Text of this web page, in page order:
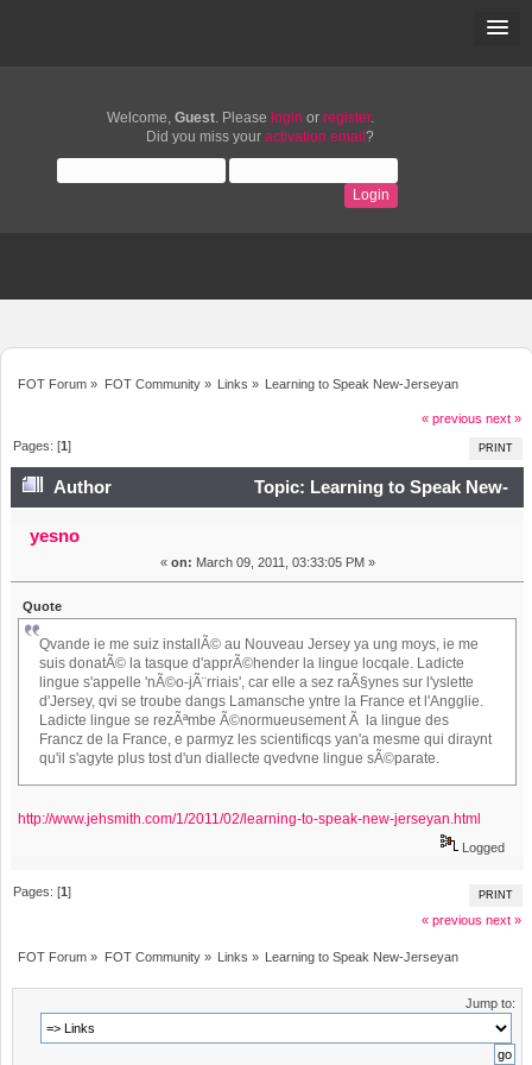
Welcome, Guest. Please login or register.
Did you miss your activation email ?
FOT Forum » FOT Community» Links » Learning to Speak New-Jerseyan
« previous next »
PRINT
Pages: [1]
Author
Topic: Learning to Speak New-
yesno
« on: March 09, 2011, 03:33:05 PM »
Quote
Qvande ie me suiz installÃ© au Nouveau Jersey ya ung moys, ie me
suis donatÃ© la tasque d'apprÃ©hender la lingue locqale. Ladicte
lingue s'appelle 'nÃ©o-jÃ¨rriais', car elle a sez raÃ§ynes sur l'yslette
d'Jersey, qvi se troube dangs Lamansche yntre la France et l'Angglie.
Ladicte lingue se rezÃªmbe Ã©normueusement Ã la lingue des
Francz de la France, e parmyz les scientificqs yan'a mesme qui diraynt
qu'il s'agyte plus tost d'un diallecte qvedvne lingue sÃ©parate.
http://www.jehsmith.com/1/2011/02/learning-to-speak-new-jerseyan.html
Logged
PRINT
Pages: [1]
« previous next »
FOT Forum » FOT Community» Links » Learning to Speak New-Jerseyan
Jump to: